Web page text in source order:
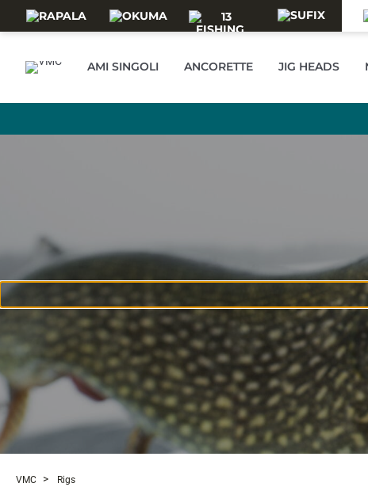
AMI SINGOLI ANCORETTE JIG HEADS
VMC Rigs